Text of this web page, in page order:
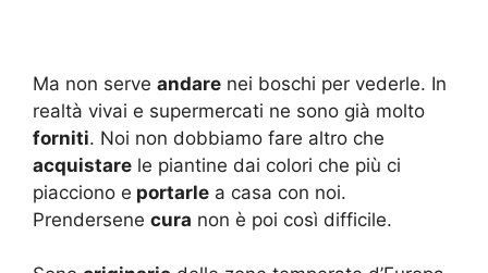
Ma non serve andare nei boschi per vederle. In
realtà vivai e supermercati ne sono già molto
forniti. Noi non dobbiamo fare altro che
acquistare le piantine dai colori che più ci
piacciono e portarle a casa con noi.
Prendersene cura non è poi così difficile.